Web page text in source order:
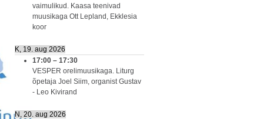
vaimulikud. Kaasa teenivad
muusikaga Ott Lepland, Ekklesia
koor
K, 19. aug 2026
17:00 – 17:30
VESPER orelimuusikaga. Liturg
õpetaja Joel Siim, organist Gustav
- Leo Kivirand
N, 20. aug 2026